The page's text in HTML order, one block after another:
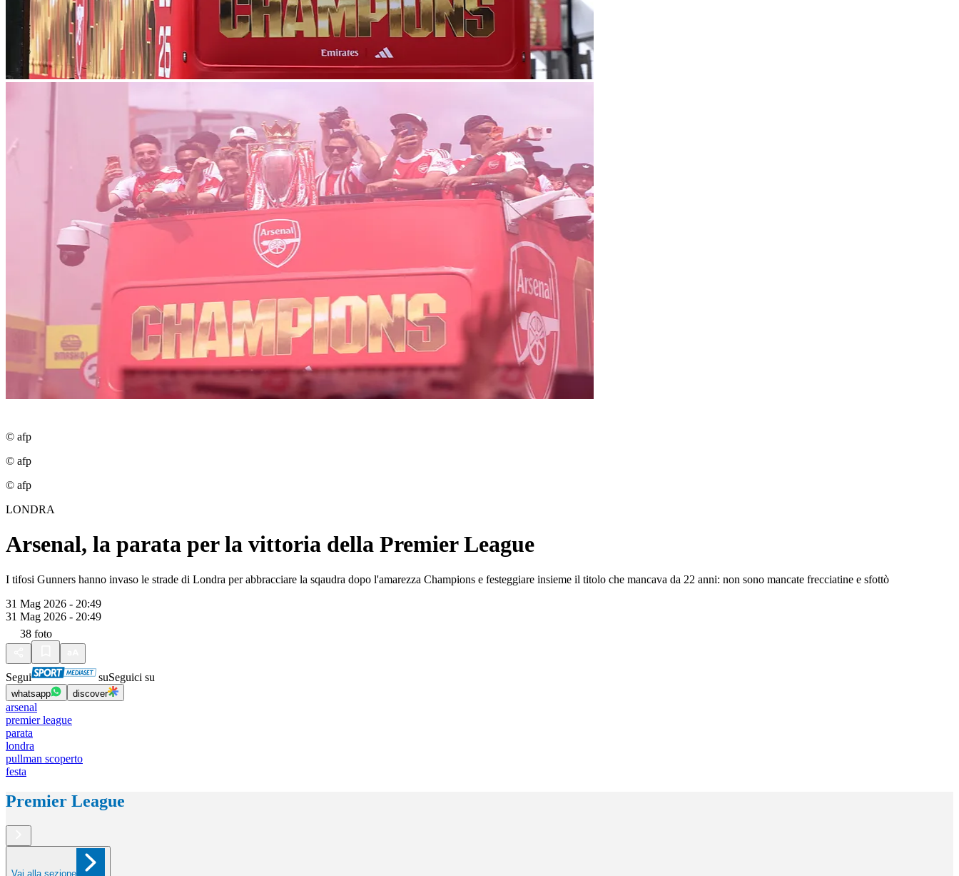
© afp
© afp
© afp
LONDRA
Arsenal, la parata per la vittoria della Premier League
I tifosi Gunners hanno invaso le strade di Londra per abbracciare la sqaudra dopo l'amarezza Champions e festeggiare insieme il titolo che mancava da 22 anni: non sono mancate frecciatine e sfottò
31 Mag 2026 - 20:49
31 Mag 2026 - 20:49
38 foto
Segui suSeguici su
whatsapp discover
arsenal
premier league
parata
londra
pullman scoperto
festa
Premier League
Vai alla sezione